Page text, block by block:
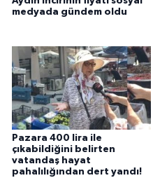
medyada gündem oldu
Pazara 400 lira ile
çıkabildiğini belirten
vatandaş hayat
pahalılığından dert yandı!